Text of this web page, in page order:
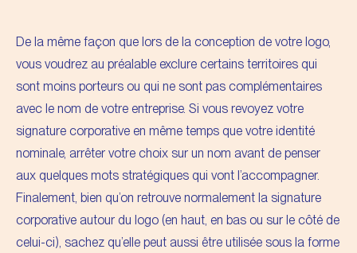
De la même façon que lors de la conception de votre logo,
vous voudrez au préalable exclure certains territoires qui
sont moins porteurs ou qui ne sont pas complémentaires
avec le nom de votre entreprise. Si vous revoyez votre
signature corporative en même temps que votre identité
nominale, arrêter votre choix sur un nom avant de penser
aux quelques mots stratégiques qui vont l’accompagner.
Finalement, bien qu’on retrouve normalement la signature
corporative autour du logo (en haut, en bas ou sur le côté de
celui-ci), sachez qu’elle peut aussi être utilisée sous la forme